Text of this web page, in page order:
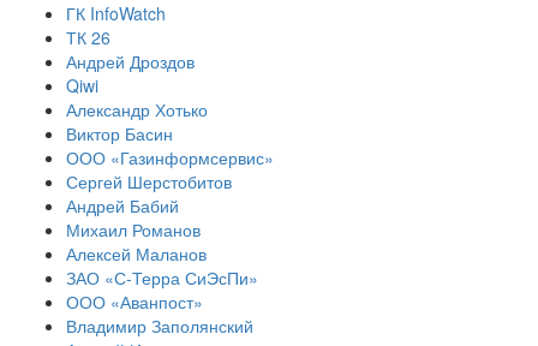
ГК InfoWatch
ТК 26
Андрей Дроздов
Qiwi
Александр Хотько
Виктор Басин
ООО «Газинформсервис»
Сергей Шерстобитов
Андрей Бабий
Михаил Романов
Алексей Маланов
ЗАО «С-Терра СиЭсПи»
ООО «Аванпост»
Владимир Заполянский